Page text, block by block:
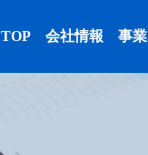
TOP 会社情報 事